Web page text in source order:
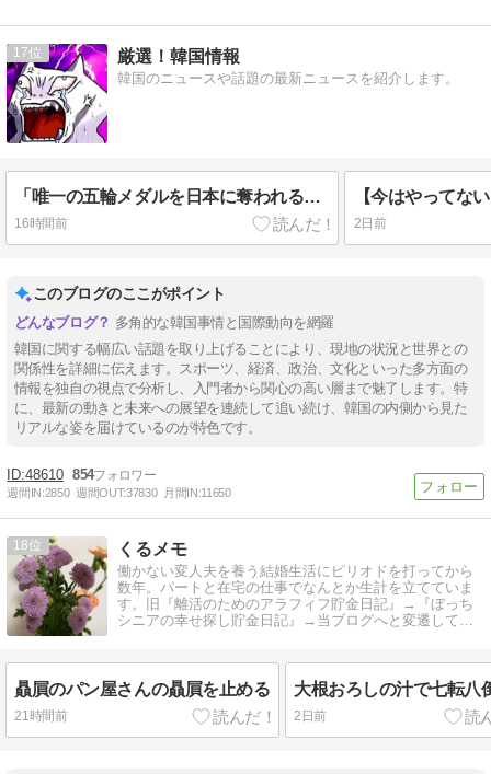
17 厳選！韓国情報
韓国のニュースや話題の最新ニュースを紹介します。
「唯一の五輪メダルを日本に奪われるのか」外国人審判への“性接待”で大揺れの韓国サッカー界、ロンドン五輪メダル剝奪の可能性に戦々恐々「前例がない」
16時間前 2日前
このブログのここがポイント
多角的な韓国事情と国際動向を網羅
韓国に関する幅広い話題を取り上げることにより、現地の状況と世界との
関係性を詳細に伝えます。スポーツ、経済、政治、文化といった多方面の
情報を独自の視点で分析し、入門者から関心の高い層まで魅了します。特
に、最新の動きと未来への展望を連続して追い続け、韓国の内側から見た
リアルな姿を届けているのが特色です。
48610 854
週間IN:2850 週間OUT:37830 月間IN:11650
18 くるメモ
働かない変人夫を養う結婚生活にピリオドを打ってから
数年。パートと在宅の仕事でなんとか生計を立てていま
す。旧『離活のためのアラフィフ貯金日記』→『ぼっち
シニアの幸せ探し貯金日記』→当ブログへと変遷してい
贔屓のパン屋さんの贔屓を止める
21時間前
大根おろしの汁で七転八
2日前